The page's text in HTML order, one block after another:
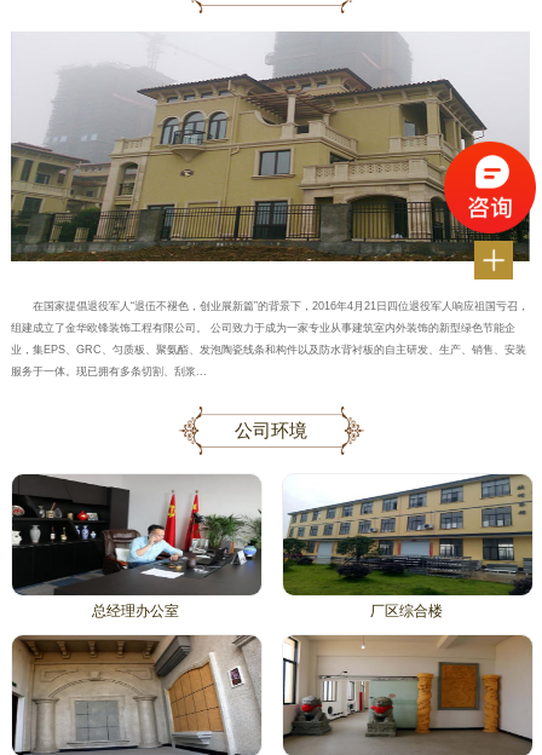
在国家提倡退役军人“退伍不褪色，创业展新篇”的背景下，2016年4月21日四位退役军人响应祖国亏召，
组建成立了金华欧锋装饰工程有限公司。 公司致力于成为一家专业从事建筑室内外装饰的新型绿色节能企
业，集EPS、GRC、匀质板、聚氨酯、发泡陶瓷线条和构件以及防水背衬板的自主研发、生产、销售、安装
服务于一体。现已拥有多条切割、刮浆...
公司环境
总经理办公室 厂区综合楼